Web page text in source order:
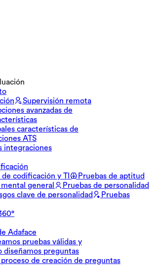
Supervisión remota
avanzadas de
características de
ATS
integraciones
de codificación y TI
Pruebas de aptitud
general
Pruebas de personalidad
clave de personalidad
Pruebas
Adaface
pruebas válidas y
diseñamos preguntas
de creación de preguntas